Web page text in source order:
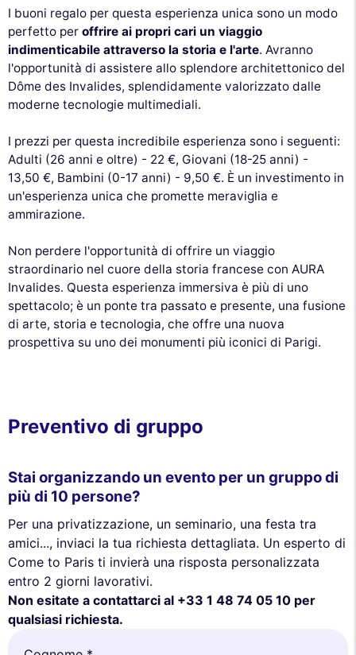
I buoni regalo per questa esperienza unica sono un modo
perfetto per offrire ai propri cari un viaggio
indimenticabile attraverso la storia e l'arte. Avranno
l'opportunità di assistere allo splendore architettonico del
Dôme des Invalides, splendidamente valorizzato dalle
moderne tecnologie multimediali.
I prezzi per questa incredibile esperienza sono i seguenti:
Adulti (26 anni e oltre) - 22 €, Giovani (18-25 anni) -
13,50 €, Bambini (0-17 anni) - 9,50 €. È un investimento in
un'esperienza unica che promette meraviglia e
ammirazione.
Non perdere l'opportunità di offrire un viaggio
straordinario nel cuore della storia francese con AURA
Invalides. Questa esperienza immersiva è più di uno
spettacolo; è un ponte tra passato e presente, una fusione
di arte, storia e tecnologia, che offre una nuova
prospettiva su uno dei monumenti più iconici di Parigi.
Preventivo di gruppo
Stai organizzando un evento per un gruppo di
più di 10 persone?
Per una privatizzazione, un seminario, una festa tra
amici..., inviaci la tua richiesta dettagliata. Un esperto di
Come to Paris ti invierà una risposta personalizzata
entro 2 giorni lavorativi.
Non esitate a contattarci al +33 1 48 74 05 10 per
qualsiasi richiesta.